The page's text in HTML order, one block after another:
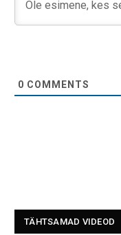
0 COMMENTS
TÄHTSAMAD VIDEOD